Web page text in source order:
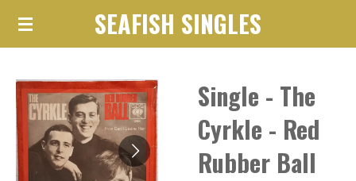
Ga
de
hoofdinhoud
SEAFISH SINGLES
Single - The
Cyrkle - Red
Rubber Ball